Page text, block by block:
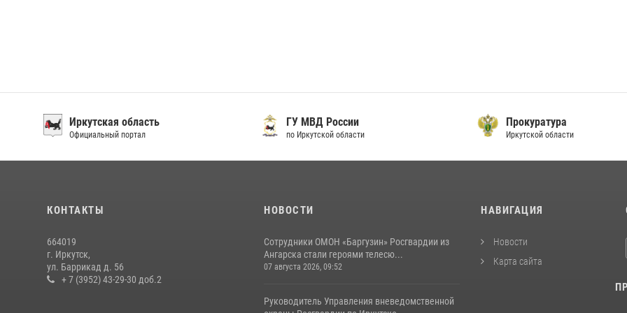
Иркутская область
Официальный портал
ГУ МВД России
по Иркутской области
Прокуратура
Иркутской области
КОНТАКТЫ
664019
г. Иркутск,
ул. Баррикад д. 56
+ 7 (3952) 43-29-30 доб.2
НОВОСТИ
Сотрудники ОМОН «Баргузин» Росгвардии из
Ангарска стали героями телесю...
07 августа 2026, 09:52
Руководитель Управления вневедомственной
НАВИГАЦИЯ
Новости
Карта сайта